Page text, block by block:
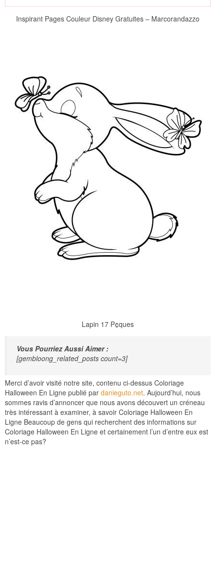
Inspirant Pages Couleur Disney Gratuites – Marcorandazzo
Lapin 17 P¢ques
Vous Pourriez Aussi Aimer :
[gembloong_related_posts count=3]
Merci d’avoir visité notre site, contenu ci-dessus Coloriage
Halloween En Ligne publié par danieguto.net. Aujourd’hui, nous
sommes ravis d’annoncer que nous avons découvert un créneau
très intéressant à examiner, à savoir Coloriage Halloween En
Ligne Beaucoup de gens qui recherchent des informations sur
Coloriage Halloween En Ligne et certainement l’un d’entre eux est
n’est-ce pas?